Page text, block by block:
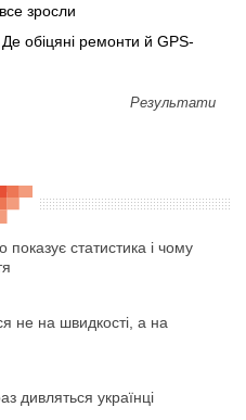
зросли
обіцяні ремонти й GPS-
Результати
статистика і чому
не на швидкості, а на
дивляться українці